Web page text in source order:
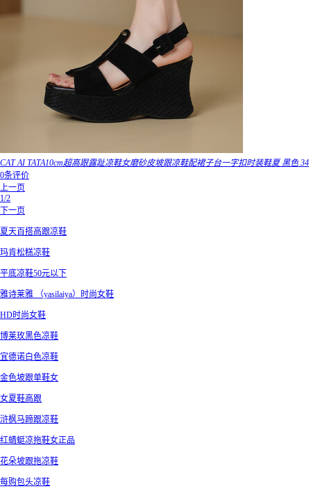
CAT AI TATA10cm超高跟露趾凉鞋女磨砂皮坡跟凉鞋配裙子台一字扣时装鞋夏 黑色 34
0条评价
上一页
1/2
下一页
夏天百搭高跟凉鞋
玛肯松糕凉鞋
平底凉鞋50元以下
雅诗莱雅 （yasilaiya）时尚女鞋
HD时尚女鞋
博莱玫黑色凉鞋
宜德诺白色凉鞋
金色坡跟单鞋女
女夏鞋高跟
浒枫马蹄跟凉鞋
红蜻蜓凉拖鞋女正品
花朵坡跟拖凉鞋
每购包头凉鞋